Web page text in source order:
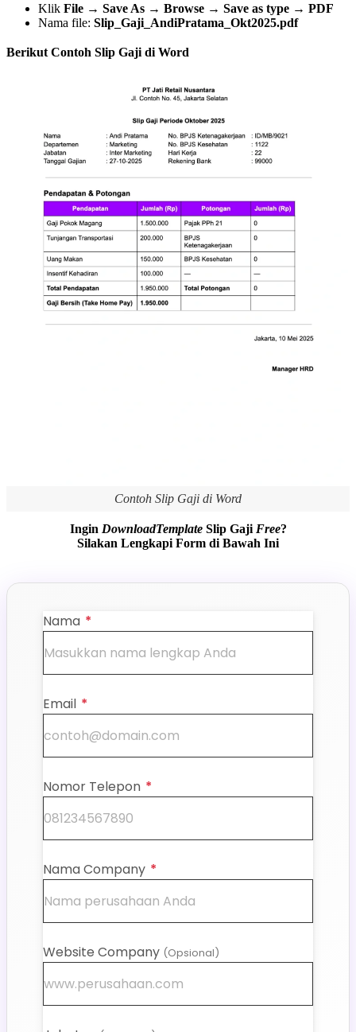
Klik File → Save As → Browse → Save as type → PDF
Nama file: Slip_Gaji_AndiPratama_Okt2025.pdf
Berikut Contoh Slip Gaji di Word
Contoh Slip Gaji di Word
Ingin DownloadTemplate Slip Gaji Free?
Silakan Lengkapi Form di Bawah Ini
Nama *
Email *
Nomor Telepon *
Nama Company *
Website Company (Opsional)